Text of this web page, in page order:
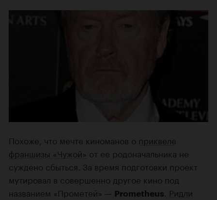
Похоже, что мечте киноманов о приквеле
франшизы «Чужой» от ее родоначальника не
суждено сбыться. За время подготовки проект
мутировал в совершенно другое кино под
названием «Прометей» — Prometheus
Ридли